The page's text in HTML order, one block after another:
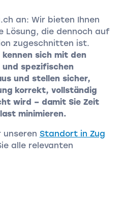
an: Wir bieten Ihnen
Lösung, die dennoch auf
zugeschnitten ist.
kennen sich mit den
und spezifischen
und stellen sicher,
korrekt, vollständig
wird – damit Sie Zeit
minimieren.
unseren Standort in Zug
alle relevanten